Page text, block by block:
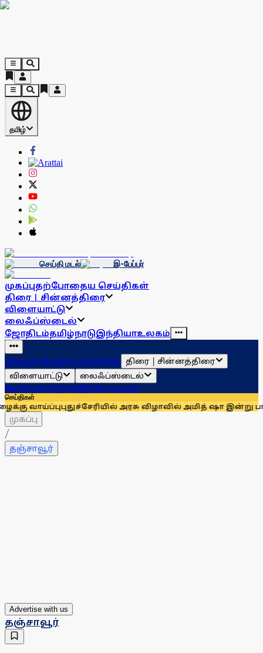
தமிழ்
செய்தி மடல் இ-பேப்பர்
முகப்புதற்போதைய செய்திகள்
திரை | சின்னத்திரை
விளையாட்டு
லைஃப்ஸ்டைல்
ஜோதிடம்தமிழ்நாடுஇந்தியாஉலகம்
முகப்புதற்போதைய செய்திகள் திரை | சின்னத்திரை
விளையாட்டு
லைஃப்ஸ்டைல்
ஜோதிடம்தமிழ்நாடுஇந்தியாஉலகம்
செய்திகள்
புதுச்சேரியில் அரசு விழாவில் அமித் ஷா இன்று பங்கேற்பு!
முகப்பு
/
தஞ்சாவூர்
Advertise with us
தஞ்சாவூர்